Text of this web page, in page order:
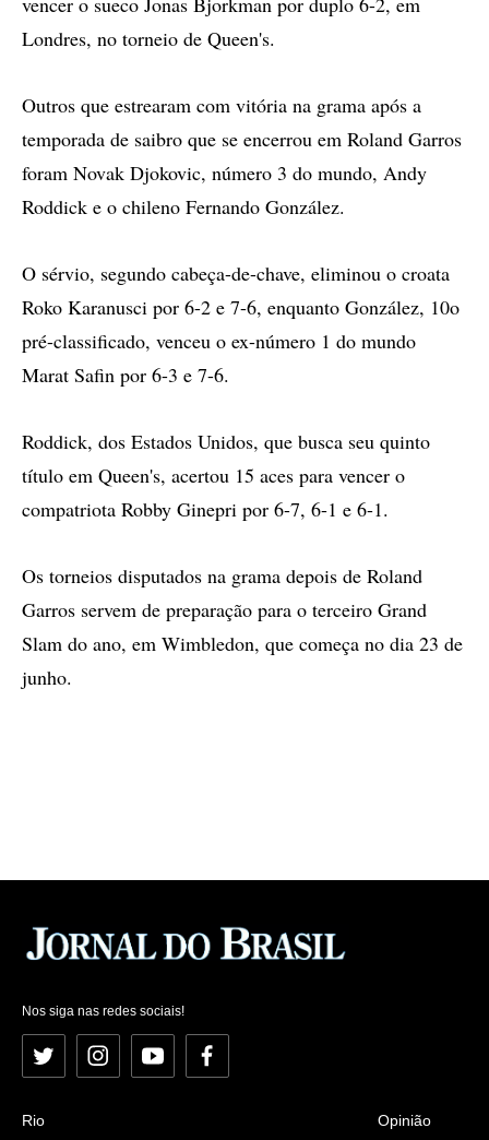
Londres, no torneio de Queen's.
Outros que estrearam com vitória na grama após a
temporada de saibro que se encerrou em Roland Garros
foram Novak Djokovic, número 3 do mundo, Andy
Roddick e o chileno Fernando González.
O sérvio, segundo cabeça-de-chave, eliminou o croata
Roko Karanusci por 6-2 e 7-6, enquanto González, 10o
pré-classificado, venceu o ex-número 1 do mundo
Marat Safin por 6-3 e 7-6.
Roddick, dos Estados Unidos, que busca seu quinto
título em Queen's, acertou 15 aces para vencer o
compatriota Robby Ginepri por 6-7, 6-1 e 6-1.
Os torneios disputados na grama depois de Roland
Garros servem de preparação para o terceiro Grand
Slam do ano, em Wimbledon, que começa no dia 23 de
junho.
Nos siga nas redes sociais!
Twitter InstagramYouTubeFacebook
Rio
Opinião